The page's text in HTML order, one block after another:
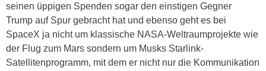
seinen üppigen Spenden sogar den einstigen Gegner
Trump auf Spur gebracht hat und ebenso geht es bei
SpaceX ja nicht um klassische NASA-Weltraumprojekte wie
der Flug zum Mars sondern um Musks Starlink-
Satellitenprogramm, mit dem er nicht nur die Kommunikation